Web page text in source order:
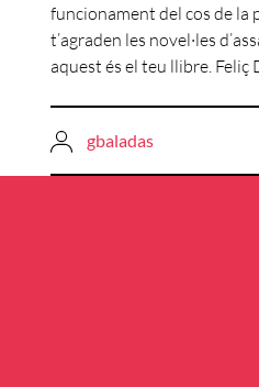
funcionament del cos de la
t’agraden les novel·les
aquest és el teu llibre. Feliç
gbaladas